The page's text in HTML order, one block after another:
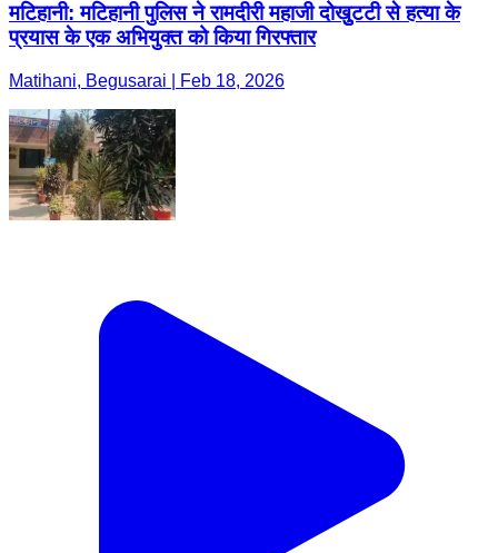
मटिहानी: मटिहानी पुलिस ने रामदीरी महाजी दोखुुटटी से हत्या के
प्रयास के एक अभियुक्त को किया गिरफ्तार
Matihani, Begusarai | Feb 18, 2026